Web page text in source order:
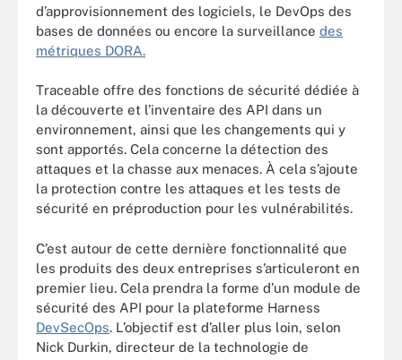
d’approvisionnement des logiciels, le DevOps des
bases de données ou encore la surveillance des
métriques DORA.
Traceable offre des fonctions de sécurité dédiée à
la découverte et l’inventaire des API dans un
environnement, ainsi que les changements qui y
sont apportés. Cela concerne la détection des
attaques et la chasse aux menaces. À cela s’ajoute
la protection contre les attaques et les tests de
sécurité en préproduction pour les vulnérabilités.
C’est autour de cette dernière fonctionnalité que
les produits des deux entreprises s’articuleront en
premier lieu. Cela prendra la forme d’un module de
sécurité des API pour la plateforme Harness
DevSecOps. L’objectif est d’aller plus loin, selon
Nick Durkin, directeur de la technologie de